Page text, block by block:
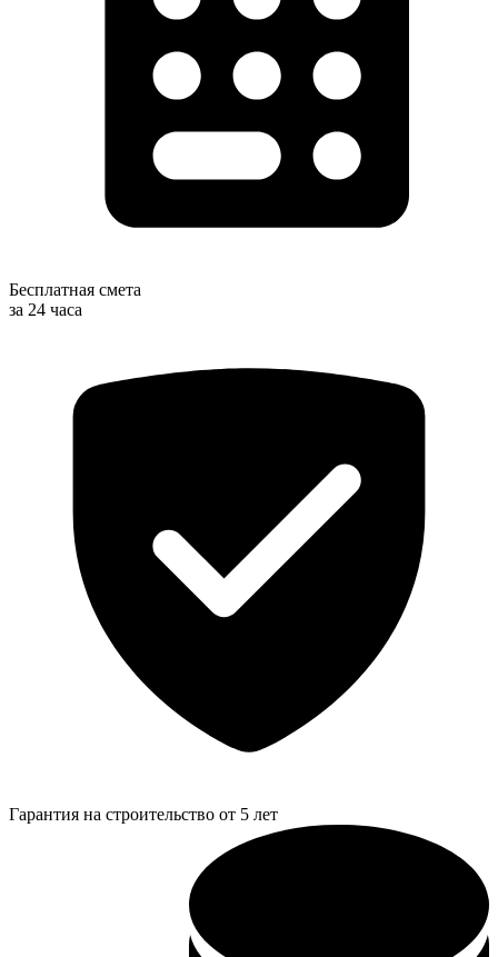
Бесплатная смета
за 24 часа
Гарантия на строительство от 5 лет